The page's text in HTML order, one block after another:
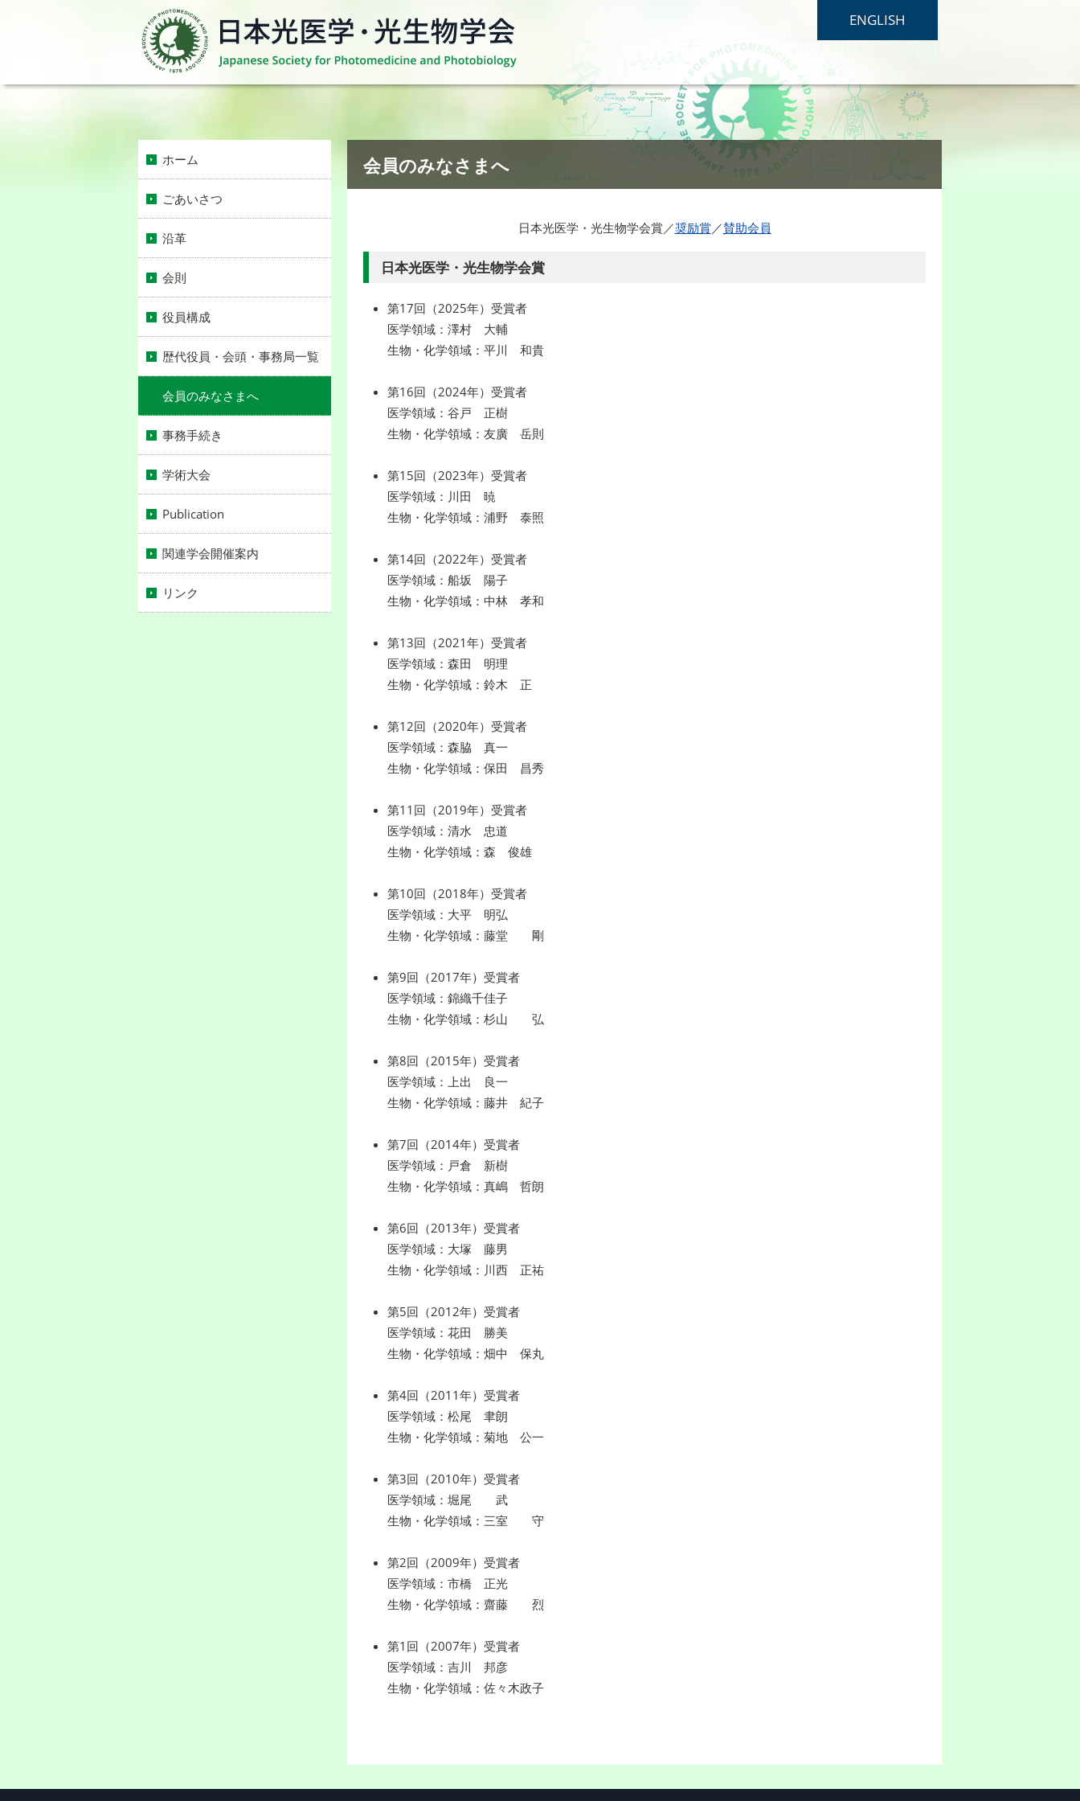
ENGLISH
ホーム
ごあいさつ
沿革
会則
役員構成
歴代役員・会頭・事務局一覧
会員のみなさまへ
事務手続き
学術大会
Publication
関連学会開催案内
リンク
会員のみなさまへ
日本光医学・光生物学会賞／奨励賞／賛助会員
日本光医学・光生物学会賞
第17回（2025年）受賞者
医学領域：澤村 大輔
生物・化学領域：平川 和貴
第16回（2024年）受賞者
医学領域：谷戸 正樹
生物・化学領域：友廣 岳則
第15回（2023年）受賞者
医学領域：川田 暁
生物・化学領域：浦野 泰照
第14回（2022年）受賞者
医学領域：船坂 陽子
生物・化学領域：中林 孝和
第13回（2021年）受賞者
医学領域：森田 明理
生物・化学領域：鈴木 正
第12回（2020年）受賞者
医学領域：森脇 真一
生物・化学領域：保田 昌秀
第11回（2019年）受賞者
医学領域：清水 忠道
生物・化学領域：森 俊雄
第10回（2018年）受賞者
医学領域：大平 明弘
生物・化学領域：藤堂 剛
第9回（2017年）受賞者
医学領域：錦織千佳子
生物・化学領域：杉山 弘
第8回（2015年）受賞者
医学領域：上出 良一
生物・化学領域：藤井 紀子
第7回（2014年）受賞者
医学領域：戸倉 新樹
生物・化学領域：真嶋 哲朗
第6回（2013年）受賞者
医学領域：大塚 藤男
生物・化学領域：川西 正祐
第5回（2012年）受賞者
医学領域：花田 勝美
生物・化学領域：畑中 保丸
第4回（2011年）受賞者
医学領域：松尾 聿朗
生物・化学領域：菊地 公一
第3回（2010年）受賞者
医学領域：堀尾 武
生物・化学領域：三室 守
第2回（2009年）受賞者
医学領域：市橋 正光
生物・化学領域：齋藤 烈
第1回（2007年）受賞者
医学領域：吉川 邦彦
生物・化学領域：佐々木政子